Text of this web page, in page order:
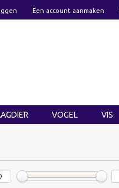
Een account aanmaken
VOGEL VIS